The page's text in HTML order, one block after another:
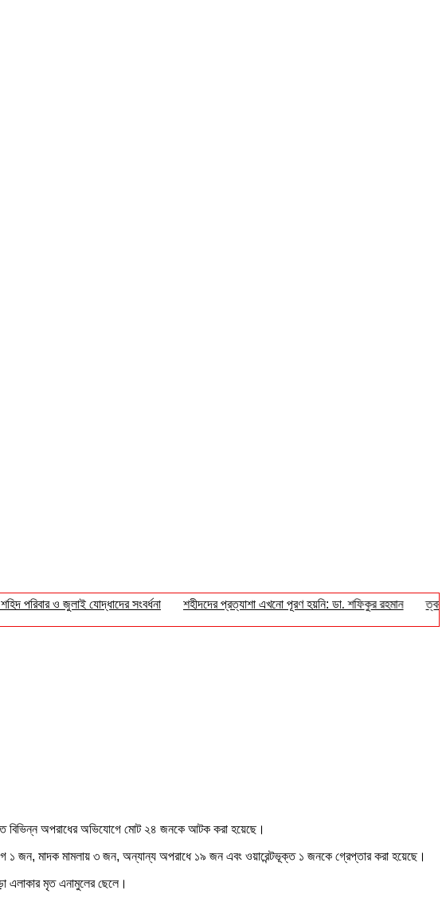
পরিবার ও জুলাই যোদ্ধাদের সংবর্ধনা শহীদদের প্রত্যাশা এখনো পূরণ হয়নি: ডা. শফিকুর রহমান ত্বক
বিভিন্ন অপরাধের অভিযোগে মোট ২৪ জনকে আটক করা হয়েছে।
১ জন, মাদক মামলায় ৩ জন, অন্যান্য অপরাধে ১৯ জন এবং ওয়ারেন্টভূক্ত ১ জনকে গ্রেপ্তার করা হয়েছে।
এলাকার মৃত এনামুলের ছেলে।